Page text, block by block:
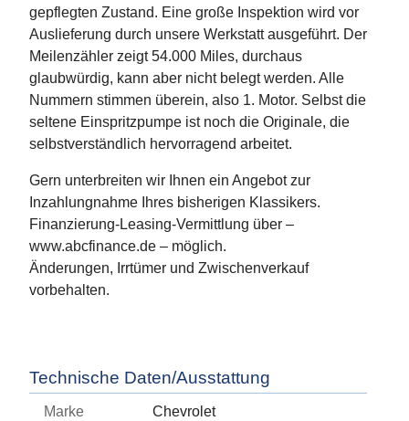
gepflegten Zustand. Eine große Inspektion wird vor
Auslieferung durch unsere Werkstatt ausgeführt. Der
Meilenzähler zeigt 54.000 Miles, durchaus
glaubwürdig, kann aber nicht belegt werden. Alle
Nummern stimmen überein, also 1. Motor. Selbst die
seltene Einspritzpumpe ist noch die Originale, die
selbstverständlich hervorragend arbeitet.
Gern unterbreiten wir Ihnen ein Angebot zur
Inzahlungnahme Ihres bisherigen Klassikers.
Finanzierung-Leasing-Vermittlung über –
www.abcfinance.de – möglich.
Änderungen, Irrtümer und Zwischenverkauf
vorbehalten.
Technische Daten/Ausstattung
Marke
Chevrolet